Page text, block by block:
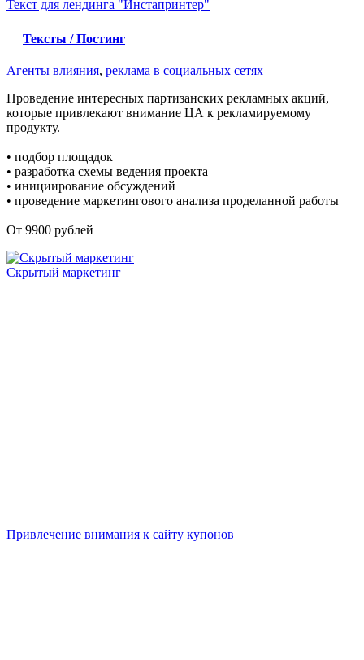
Текст для лендинга "Инстапринтер"
Тексты / Постинг
Агенты влияния, реклама в социальных сетях
Проведение интересных партизанских рекламных акций,
которые привлекают внимание ЦА к рекламируемому
продукту.
• подбор площадок
• разработка схемы ведения проекта
• инициирование обсуждений
• проведение маркетингового анализа проделанной работы
От 9900 рублей
Скрытый маркетинг
Привлечение внимания к сайту купонов